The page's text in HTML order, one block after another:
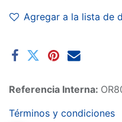
Agregar a la lista de
Referencia Interna:
Términos y condiciones